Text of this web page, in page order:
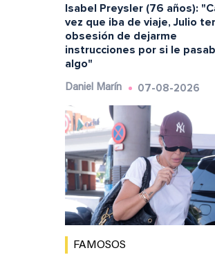
Isabel Preysler (76 años):
vez que iba de viaje, Julio
obsesión de dejarme
instrucciones por si le
algo"
Daniel Marín 07-08-2026
FAMOSOS